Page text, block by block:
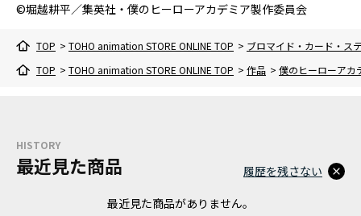
©堀越耕平／集英社・僕のヒーローアカデミア製作委員会
TOP > TOHO animation STORE ONLINE TOP > ブロマイド・カード・ス
TOP > TOHO animation STORE ONLINE TOP > 作品 > 僕のヒーローアカ
HISTORY
最近見た商品
最近見た商品がありません。
履歴を残さない